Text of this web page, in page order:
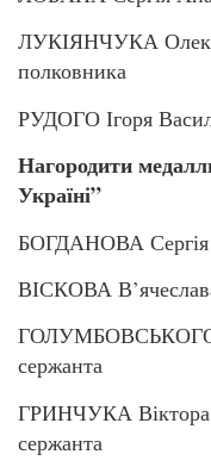
ЛУКІЯНЧУКА
полковника
РУДОГО Ігоря
Нагородити
Україні”
БОГДАНОВА Сергія
ВІСКОВА
ГОЛУМБОВСЬКОГО
сержанта
ГРИНЧУКА
сержанта